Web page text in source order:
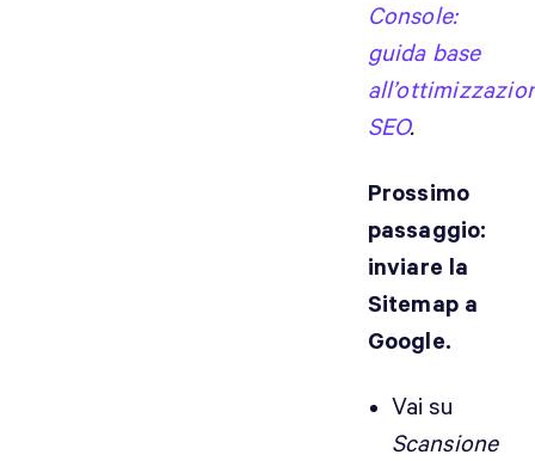
Console:
guida base
SEO.
Prossimo
passaggio:
inviare la
Sitemap a
Google.
Vai su
Scansione